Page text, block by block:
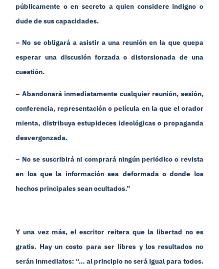
públicamente o en secreto a quien considere indigno o
dude de sus capacidades.
– No se obligará a asistir a una reunión en la que quepa
esperar una discusión forzada o distorsionada de una
cuestión.
– Abandonará inmediatamente cualquier reunión, sesión,
conferencia, representación o película en la que el orador
mienta, distribuya estupideces ideológicas o propaganda
desvergonzada.
– No se suscribirá ni comprará ningún periódico o revista
en los que la información sea deformada o donde los
hechos principales sean ocultados.”
Y una vez más, el escritor reitera que la libertad no es
gratis. Hay un costo para ser libres y los resultados no
serán inmediatos: “… al principio no será igual para todos.